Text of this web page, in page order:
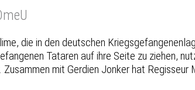
die in den deutschen
Tataren auf ihre Seite zu ziehen,
mit Gerdien Jonker hat